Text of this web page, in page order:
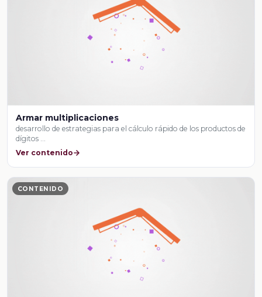
Armar multiplicaciones
desarrollo de estrategias para el cálculo rápido de los productos de
dígitos …
Ver contenido
CONTENIDO